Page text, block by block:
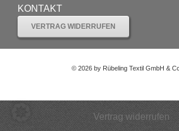
KONTAKT
VERTRAG WIDERRUFEN
© 2026 by Rübeling Textil GmbH &
Vertrag widerrufen